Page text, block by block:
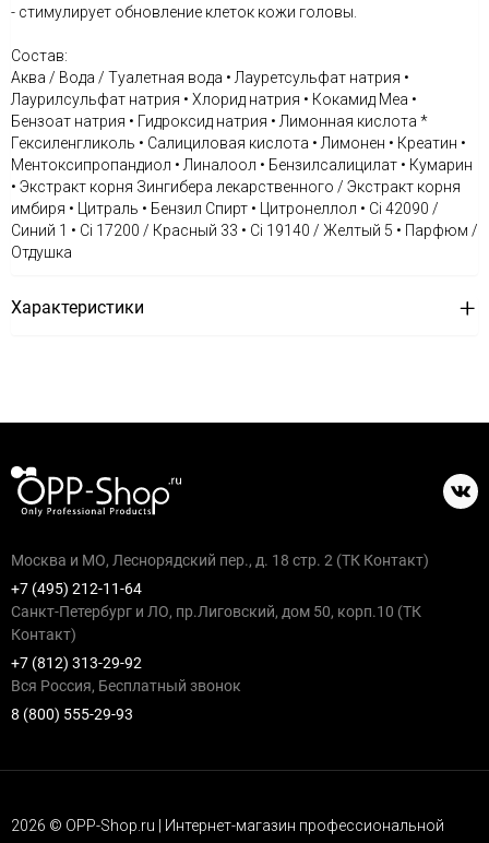
- стимулирует обновление клеток кожи головы.
Состав:
Аква / Вода / Туалетная вода • Лауретсульфат натрия •
Лаурилсульфат натрия • Хлорид натрия • Кокамид Меа •
Бензоат натрия • Гидроксид натрия • Лимонная кислота *
Гексиленгликоль • Салициловая кислота • Лимонен • Креатин •
Ментоксипропандиол • Линалоол • Бензилсалицилат • Кумарин
• Экстракт корня Зингибера лекарственного / Экстракт корня
имбиря • Цитраль • Бензил Спирт • Цитронеллол • Ci 42090 /
Синий 1 • Ci 17200 / Красный 33 • Ci 19140 / Желтый 5 • Парфюм /
Отдушка
Характеристики
Москва и МО, Леснорядский пер., д. 18 стр. 2 (ТК Контакт)
+7 (495) 212-11-64
Санкт-Петербург и ЛО, пр.Лиговский, дом 50, корп.10 (ТК
Контакт)
+7 (812) 313-29-92
Вся Россия, Бесплатный звонок
8 (800) 555-29-93
2026 © OPP-Shop.ru | Интернет-магазин профессиональной